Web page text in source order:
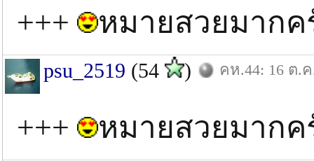
+++ หมายสวยมาก
psu_2519 (54 ) คห.44: 16 ต.
+++ หมายสวยมาก